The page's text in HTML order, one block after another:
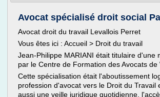
Avocat spécialisé droit social
Avocat droit du travail Levallois Perret
Vous êtes ici : Accueil > Droit du travail
Jean-Philippe MARIANI était titulaire
par le Centre de Formation des Avocats de
Cette spécialisation était l'aboutissement
profession d'avocat vers le Droit du
aussi une veille juridique quotidienne,